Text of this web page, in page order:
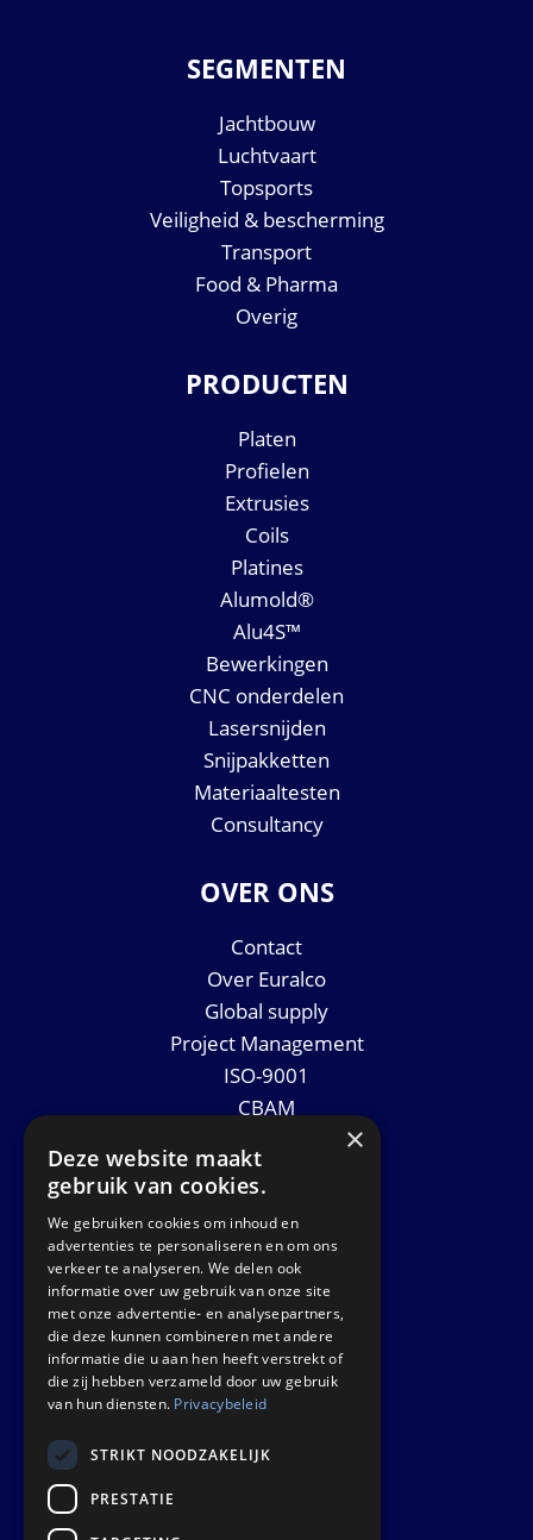
SEGMENTEN
Jachtbouw
Luchtvaart
Topsports
Veiligheid & bescherming
Transport
Food & Pharma
Overig
PRODUCTEN
Platen
Profielen
Extrusies
Coils
Platines
Alumold®
Alu4S™
Bewerkingen
CNC onderdelen
Lasersnijden
Snijpakketten
Materiaaltesten
Consultancy
OVER ONS
Contact
Over Euralco
Global supply
Project Management
ISO-9001
CBAM
Nieuws
GET IN TOUCH
Euralco Europe B.V.
Zinkstraat 24 - E9451
4823 AD Breda
The Netherlands
×
Deze website maakt
gebruik van cookies.
We gebruiken cookies om inhoud en
advertenties te personaliseren en om ons
verkeer te analyseren. We delen ook
informatie over uw gebruik van onze site
met onze advertentie- en analysepartners,
die deze kunnen combineren met andere
informatie die u aan hen heeft verstrekt of
die zij hebben verzameld door uw gebruik
van hun diensten. Privacybeleid
STRIKT NOODZAKELIJK
PRESTATIE